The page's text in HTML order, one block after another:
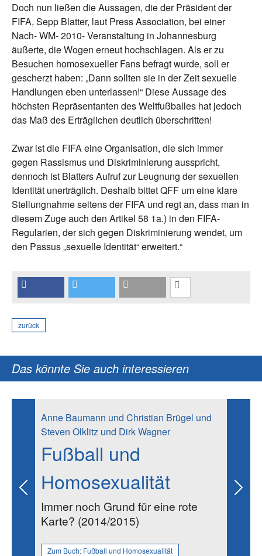
Doch nun ließen die Aussagen, die der Präsident der
FIFA, Sepp Blatter, laut Press Association, bei einer
Nach- WM- 2010- Veranstaltung in Johannesburg
äußerte, die Wogen erneut hochschlagen. Als er zu
Besuchen homosexueller Fans befragt wurde, soll er
gescherzt haben: „Dann sollten sie in der Zeit sexuelle
Handlungen eben unterlassen!“ Diese Aussage des
höchsten Repräsentanten des Weltfußballes hat jedoch
das Maß des Erträglichen deutlich überschritten!
Zwar ist die FIFA eine Organisation, die sich immer
gegen Rassismus und Diskriminierung ausspricht,
dennoch ist Blatters Aufruf zur Leugnung der sexuellen
Identität unerträglich. Deshalb bittet QFF um eine klare
Stellungnahme seitens der FIFA und regt an, dass man in
diesem Zuge auch den Artikel 58 1a.) in den FIFA-
Regularien, der sich gegen Diskriminierung wendet, um
den Passus „sexuelle Identität“ erweitert.“
zurück
Das könnte Sie auch interessieren
Anne Baumann und Christian Brügel und
Steven Olklitz und Dirk Wagner
Fußball und
Homosexualität
Immer noch Grund für eine rote
Karte? (2014/2015)
Zum Buch: Fußball und Homosexualität
Previous Next